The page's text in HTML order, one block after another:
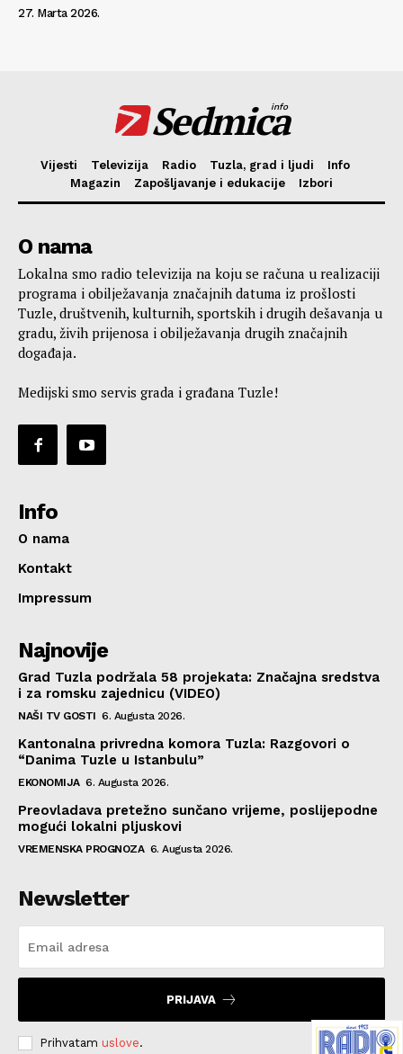
27. Marta 2026.
Sedmica
info
Vijesti Televizija Radio Tuzla, grad i ljudi
Info
Magazin
Zapošljavanje i edukacije Izbori
O nama
Lokalna smo radio televizija na koju se računa u realizaciji
programa i obilježavanja značajnih datuma iz prošlosti
Tuzle, društvenih, kulturnih, sportskih i drugih dešavanja u
gradu, živih prijenosa i obilježavanja drugih značajnih
događaja.
Medijski smo servis grada i građana Tuzle!
Info
O nama
Kontakt
Impressum
Najnovije
Grad Tuzla podržala 58 projekata: Značajna sredstva
i za romsku zajednicu (VIDEO)
NAŠI TV GOSTI 6. Augusta 2026.
Kantonalna privredna komora Tuzla: Razgovori o
“Danima Tuzle u Istanbulu”
EKONOMIJA 6. Augusta 2026.
Preovladava pretežno sunčano vrijeme, poslijepodne
mogući lokalni pljuskovi
VREMENSKA PROGNOZA 6. Augusta 2026.
Newsletter
PRIJAVA
Prihvatam uslove.